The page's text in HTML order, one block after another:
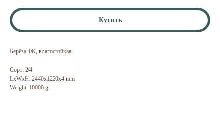
Купить
Берёза ФК, влагостойкая
Сорт: 2/4
LxWxH: 2440x1220x4 mm
Weight: 10000 g